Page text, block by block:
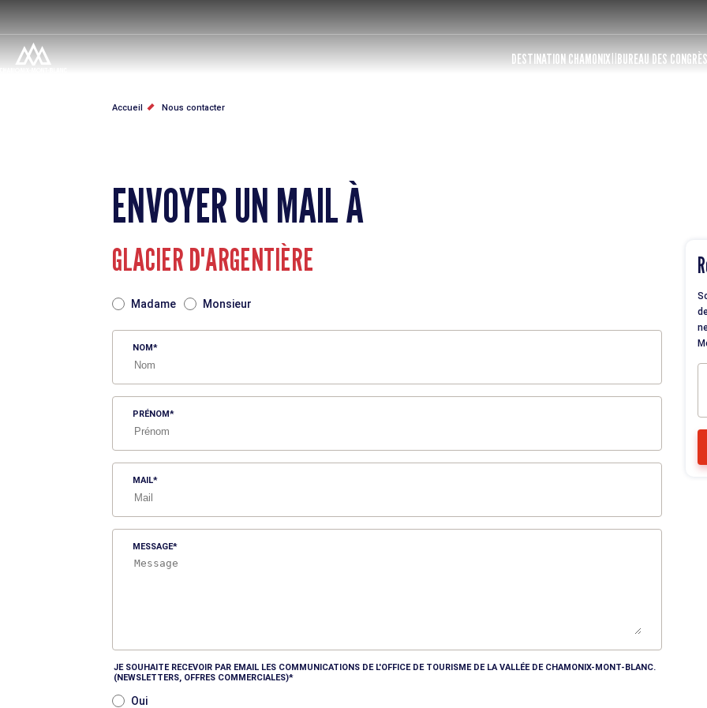
contenu
principal
DESTINATION CHAMONIX BUREAU DES CONGRÈS
FILAccueil Nous contacter
ENVOYER UN MAIL À
GLACIER D'ARGENTIÈRE
Madame Monsieur
NOM
PRÉNOM
MAIL
MESSAGE
JE SOUHAITE RECEVOIR PAR EMAIL LES COMMUNICATIONS DE L'OFFICE DE TOURISME DE LA VALLÉE DE CHAMONIX-MONT-BLANC.
(NEWSLETTERS, OFFRES COMMERCIALES)
Oui